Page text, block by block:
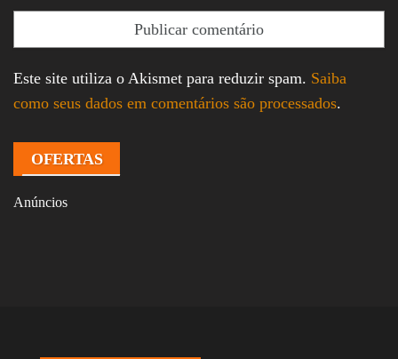
Este site utiliza o Akismet para reduzir spam. Saiba
como seus dados em comentários são processados.
OFERTAS
Anúncios